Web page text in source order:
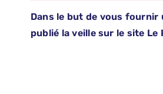
Dans le but de vous fournir
publié la veille sur le site Le